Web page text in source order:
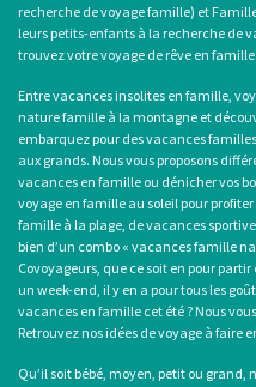
recherche de voyage famille) et
leurs petits-enfants à la recherche de
trouvez votre voyage de rêve en famille
Entrevacances insolites en famille,
nature famille à la montagne et
embarquez pour desvacances
aux grands. Nous vous proposons
vacances en famille ou dénicher vos
voyage en famille au soleil pour
famille à la plage, devacances
bien d’un combo « vacances famille
Covoyageurs, que ce soit en pour
un week-end, il y en a pour tous les
vacances en famille cet été ? Nous
Retrouvez nos idées devoyage à faire
Qu’il soit bébé, moyen, petit ou grand,